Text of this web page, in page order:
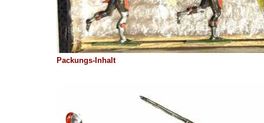
Packungs-Inhalt